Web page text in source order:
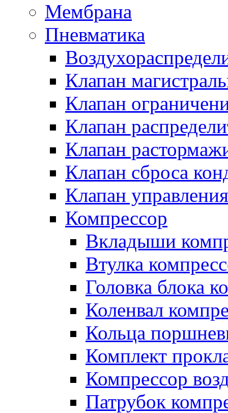
Мембрана
Пневматика
Клапан
Клапан
Клапан
Клапан
Клапан сброса
Клапан управления
Компрессор
Вкладыши
Втулка
Головка блока
Коленвал
Кольца
Комплект
Компрессор
Патрубок